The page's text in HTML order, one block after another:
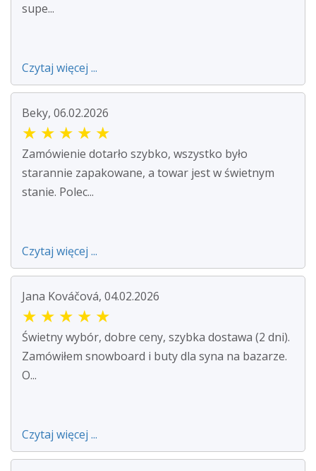
supe...
Czytaj więcej ...
Beky, 06.02.2026
★ ★ ★ ★ ★
Zamówienie dotarło szybko, wszystko było
starannie zapakowane, a towar jest w świetnym
stanie. Polec...
Czytaj więcej ...
Jana Kováčová, 04.02.2026
★ ★ ★ ★ ★
Świetny wybór, dobre ceny, szybka dostawa (2 dni).
Zamówiłem snowboard i buty dla syna na bazarze.
O...
Czytaj więcej ...